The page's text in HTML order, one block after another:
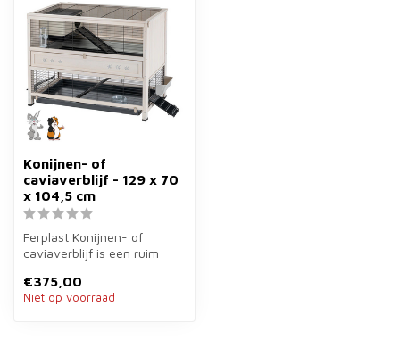
Konijnen- of
caviaverblijf - 129 x 70
x 104,5 cm
Ferplast Konijnen- of
caviaverblijf is een ruim
129×70×104,5 ...
€375,00
Niet op voorraad